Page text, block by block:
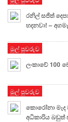
රනිල් සජිත්
හදනවා! –
මුල් පුවරුව
ලංකාවේ 100
මුල් පුවරුව
කොරෝනා
අධිකාරිය බඩුත්